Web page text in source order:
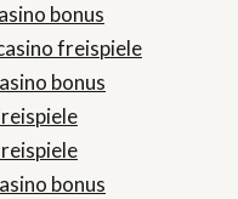
bonus
freispiele
bonus
bonus